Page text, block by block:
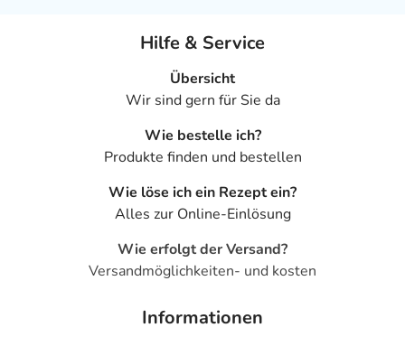
Hilfe & Service
Übersicht
Wir sind gern für Sie da
Wie bestelle ich?
Produkte finden und bestellen
Wie löse ich ein Rezept ein?
Alles zur Online-Einlösung
Wie erfolgt der Versand?
Versandmöglichkeiten- und kosten
Informationen